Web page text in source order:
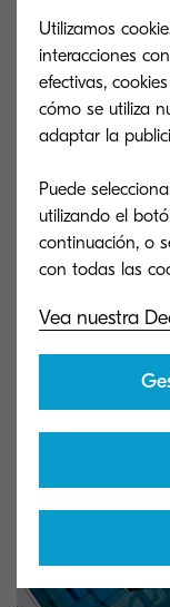
Utilizamos
interacciones
efectivas,
cómo se utiliza
adaptar la
Puede
utilizando el
continuación, o
Vea nuestra